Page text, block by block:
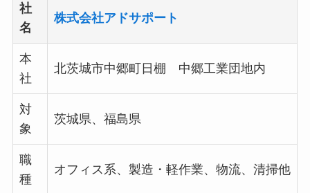
社
名
株式会社アドサポート
本
社
北茨城市中郷町日棚 中郷工業団地内
対
象
茨城県、福島県
職
種
オフィス系、製造・軽作業、物流、清掃他